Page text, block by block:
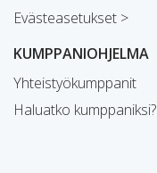
Evästeasetukset >
KUMPPANIOHJELMA
Yhteistyökumppanit
Haluatko kumppaniksi?